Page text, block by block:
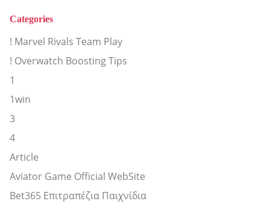
Categories
! Marvel Rivals Team Play
! Overwatch Boosting Tips
1
1win
3
4
Article
Aviator Game Official WebSite
Bet365 Επιτραπέζια Παιχνίδια